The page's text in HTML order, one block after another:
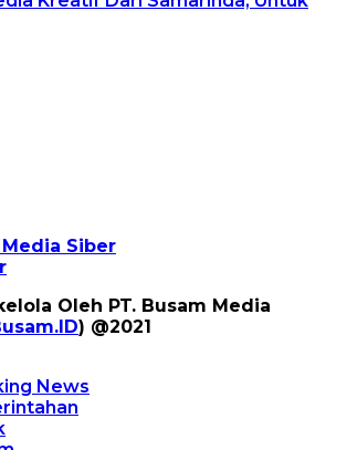
Siber
Oleh PT. Busam Media
) @2021
News